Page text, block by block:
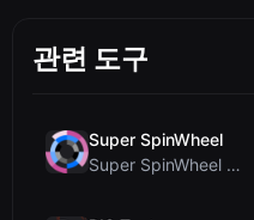
관련 도구
Super SpinWheel
Super SpinWheel 리뷰: 개인정보 보호 우선 무료 휠 스피너